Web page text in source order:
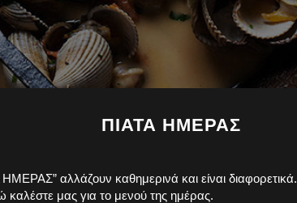
ΠΙΑΤΑ ΗΜΕΡΑΣ
αλλάζουν καθημερινά και είναι διαφορετικά.
μας για το μενού της ημέρας.